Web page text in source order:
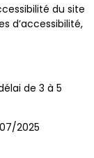
du site
d’accessibilité,
de 3 à 5
2025